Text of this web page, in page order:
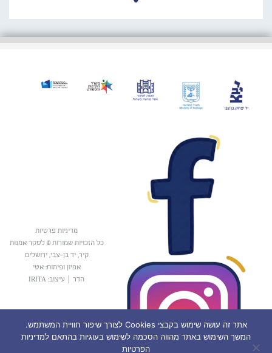
מדיניות פרטיות
כל הזכויות שמורות © לסקר אמנות
קיר, יד בן-צבי, ירושלים
אפיון ופיתוח: אטי
הדר
עיצוב: IRITA
אתר זה עושה שימוש בקבצי Cookies לצורך שיפור חוויית המשתמש.
המשך השימוש באתר מהווה הסכמה לשימוש בעוגיות בהתאם למדיניות
הפרטיות